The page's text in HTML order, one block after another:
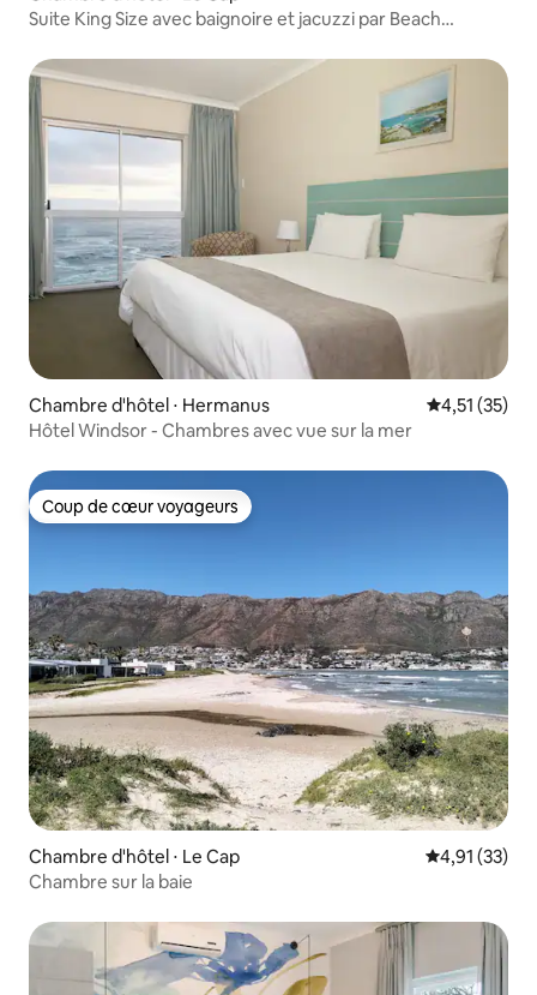
Suite King Size avec baignoire et jacuzzi par Beach
Chambre d'hôtel ⋅ Hermanus Évaluation
4,51 (35)
Hôtel Windsor - Chambres avec vue sur la mer
Coup de cœur voyageurs
Coup de cœur voyageurs
Chambre d'hôtel ⋅ Le Cap Évaluation
4,91 (33)
Chambre sur la baie